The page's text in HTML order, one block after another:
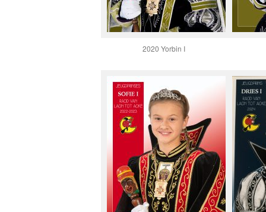
2020 Yorbin I